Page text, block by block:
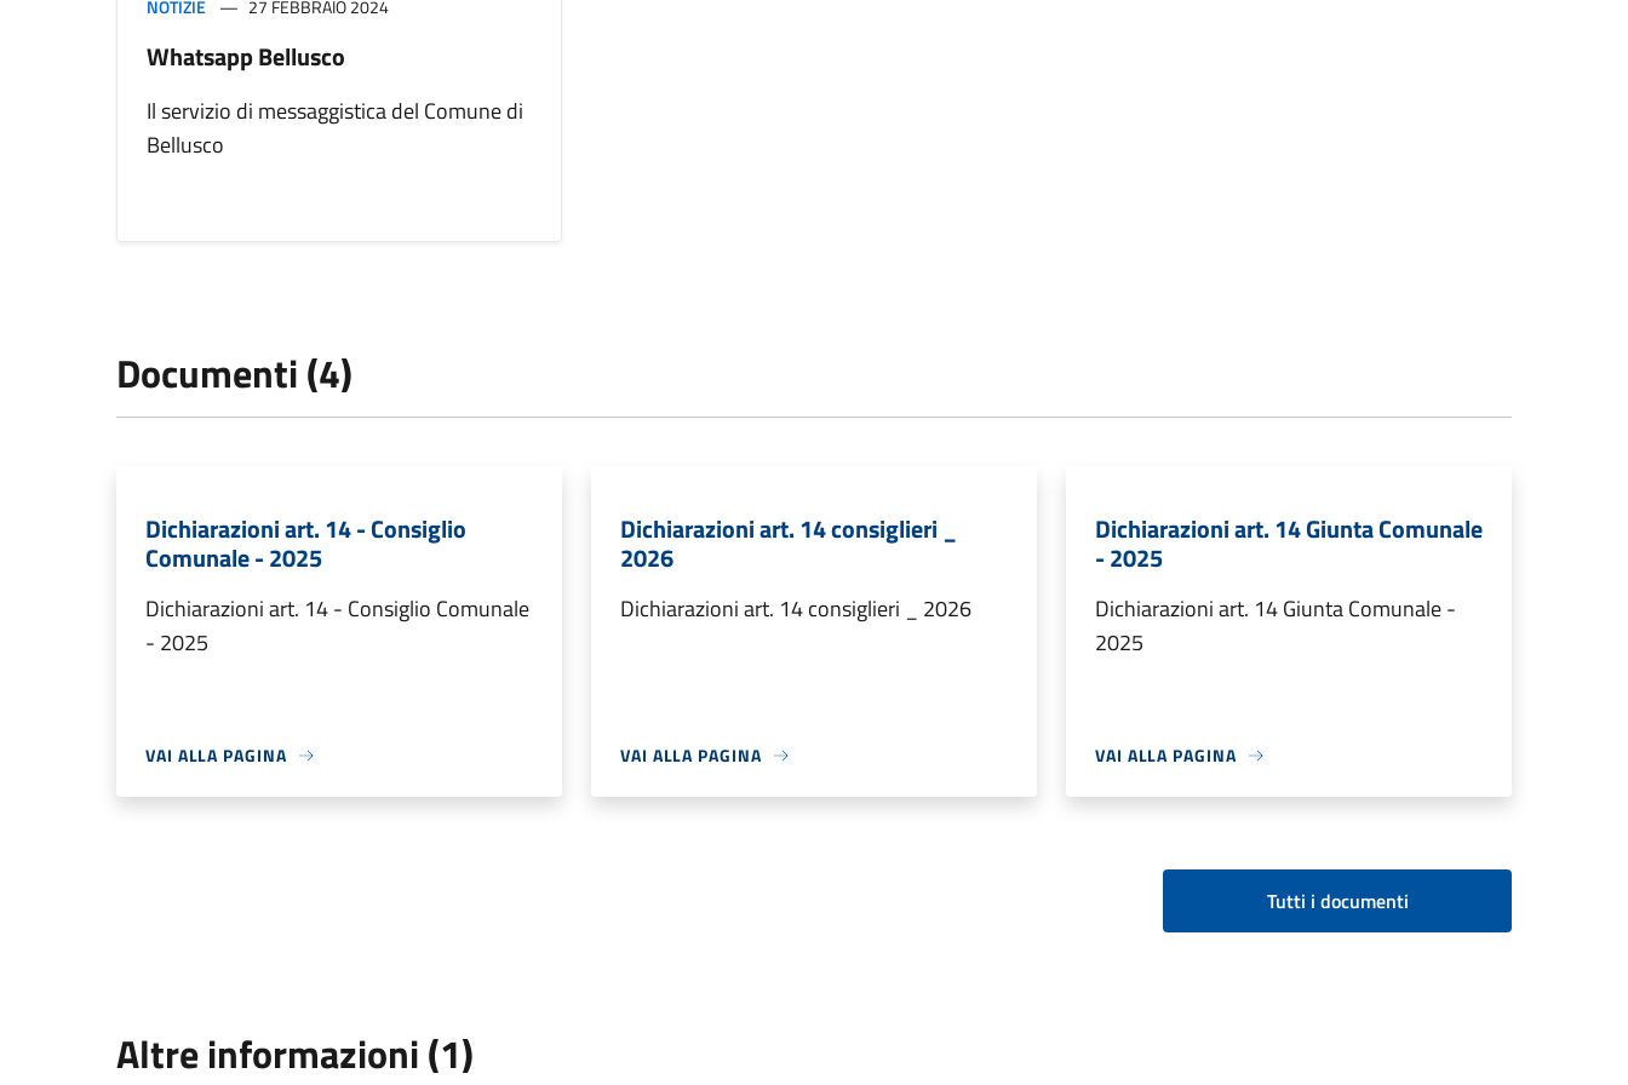
NOTIZIE 27 FEBBRAIO 2024
Whatsapp Bellusco
Il servizio di messaggistica del Comune di
Bellusco
Documenti (4)
Dichiarazioni art. 14 - Consiglio
Comunale - 2025
Dichiarazioni art. 14 - Consiglio Comunale
- 2025
VAI ALLA PAGINA
Dichiarazioni art. 14 consiglieri _
2026
Dichiarazioni art. 14 consiglieri _ 2026
VAI ALLA PAGINA
Dichiarazioni art. 14 Giunta Comunale
- 2025
Dichiarazioni art. 14 Giunta Comunale -
2025
VAI ALLA PAGINA
Tutti i documenti
Altre informazioni (1)